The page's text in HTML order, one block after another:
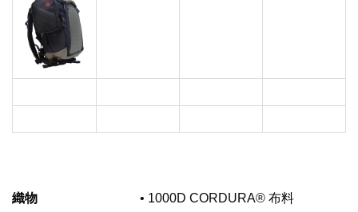
織物
• 1000D CORDURA® 布料